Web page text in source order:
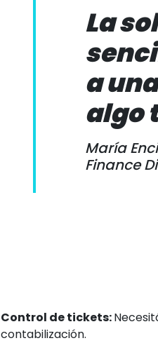
La
a
algo
María
Finance
Control de tickets:
contabilización.